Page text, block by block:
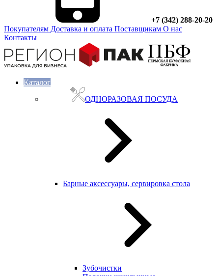
+7 (342) 288-20-20
Покупателям Доставка и оплата Поставщикам О нас
Контакты
Каталог
ОДНОРАЗОВАЯ ПОСУДА
Барные аксессуары, сервировка стола
Зубочистки